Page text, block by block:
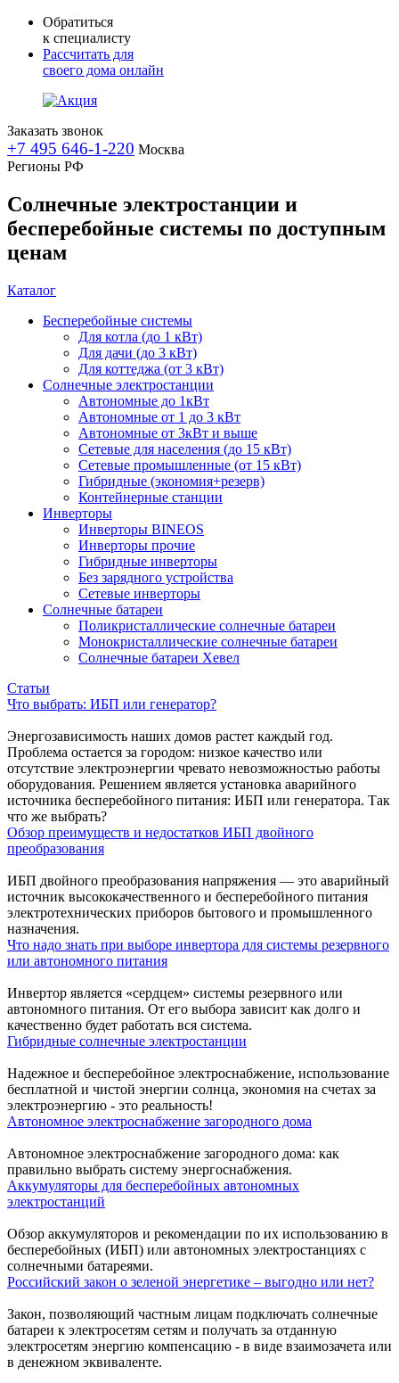
Обратиться
к специалисту
Рассчитать для
своего дома онлайн
Заказать звонок
+7 495 646-1-220 Москва
Регионы РФ
Солнечные электростанции и
бесперебойные системы по доступным
ценам
Каталог
Бесперебойные системы
Для котла (до 1 кВт)
Для дачи (до 3 кВт)
Для коттеджа (от 3 кВт)
Солнечные электростанции
Автономные до 1кВт
Автономные от 1 до 3 кВт
Автономные от 3кВт и выше
Сетевые для населения (до 15 кВт)
Сетевые промышленные (от 15 кВт)
Гибридные (экономия+резерв)
Контейнерные станции
Инверторы
Инверторы BINEOS
Инверторы прочие
Гибридные инверторы
Без зарядного устройства
Сетевые инверторы
Солнечные батареи
Поликристаллические солнечные батареи
Монокристаллические солнечные батареи
Солнечные батареи Хевел
Статьи
Что выбрать: ИБП или генератор?
Энергозависимость наших домов растет каждый год.
Проблема остается за городом: низкое качество или
отсутствие электроэнергии чревато невозможностью работы
оборудования. Решением является установка аварийного
источника бесперебойного питания: ИБП или генератора. Так
что же выбрать?
Обзор преимуществ и недостатков ИБП двойного
преобразования
ИБП двойного преобразования напряжения — это аварийный
источник высококачественного и бесперебойного питания
электротехнических приборов бытового и промышленного
назначения.
Что надо знать при выборе инвертора для системы резервного
или автономного питания
Инвертор является «сердцем» системы резервного или
автономного питания. От его выбора зависит как долго и
качественно будет работать вся система.
Гибридные солнечные электростанции
Надежное и бесперебойное электроснабжение, использование
бесплатной и чистой энергии солнца, экономия на счетах за
электроэнергию - это реальность!
Автономное электроснабжение загородного дома
Автономное электроснабжение загородного дома: как
правильно выбрать систему энергоснабжения.
Аккумуляторы для бесперебойных автономных
электростанций
Обзор аккумуляторов и рекомендации по их использованию в
бесперебойных (ИБП) или автономных электростанциях с
солнечными батареями.
Российский закон о зеленой энергетике – выгодно или нет?
Закон, позволяющий частным лицам подключать солнечные
батареи к электросетям сетям и получать за отданную
электросетям энергию компенсацию - в виде взаимозачета или
в денежном эквиваленте.